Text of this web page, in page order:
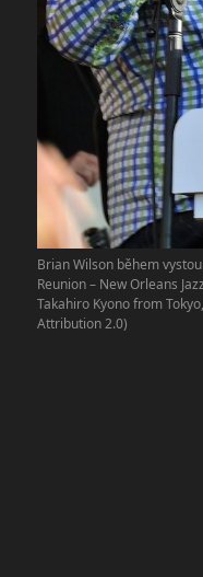
Brian Wilson během
Reunion – New Orleans
Takahiro Kyono from
Attribution 2.0)